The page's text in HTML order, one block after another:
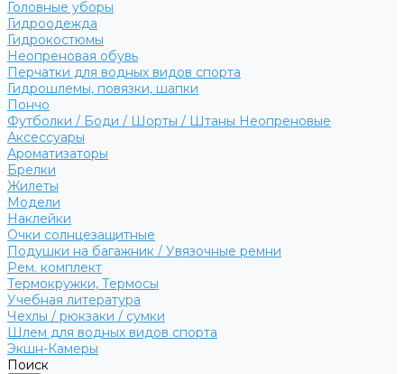
Головные уборы
Гидроодежда
Гидрокостюмы
Неопреновая обувь
Перчатки для водных видов спорта
Гидрошлемы, повязки, шапки
Пончо
Футболки / Боди / Шорты / Штаны Неопреновые
Аксессуары
Ароматизаторы
Брелки
Жилеты
Модели
Наклейки
Очки солнцезащитные
Подушки на багажник / Увязочные ремни
Рем. комплект
Термокружки, Термосы
Учебная литература
Чехлы / рюкзаки / сумки
Шлем для водных видов спорта
Экшн-Камеры
Поиск